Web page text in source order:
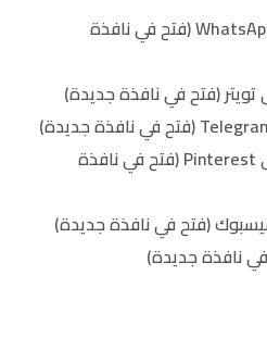
انقر للمشاركة على WhatsApp (فتح في نافذة
(فتح في نافذة جديدة)
اضغط للمشاركة على Pinterest (فتح في نافذة
(فتح في نافذة جديدة)
نافذة جديدة)